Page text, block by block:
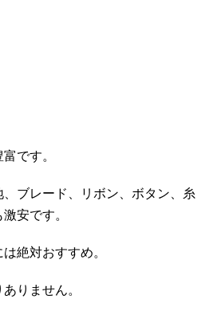
です。
ブレード、リボン、ボタン、糸
安です。
絶対おすすめ。
りません。